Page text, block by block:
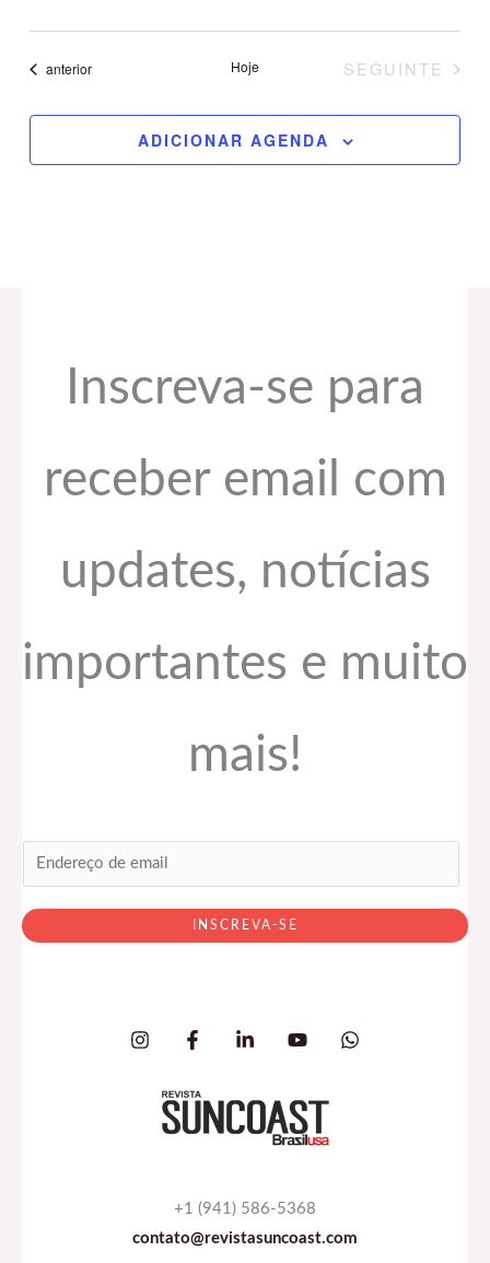
Eventos
anterior Hoje EVENTOS
SEGUINTE
ADICIONAR AGENDA
Inscreva-se para
receber email com
updates, notícias
importantes e muito
mais!
m
a
INSCREVA-SE
+1 (941) 586-5368
contato@revistasuncoast.com